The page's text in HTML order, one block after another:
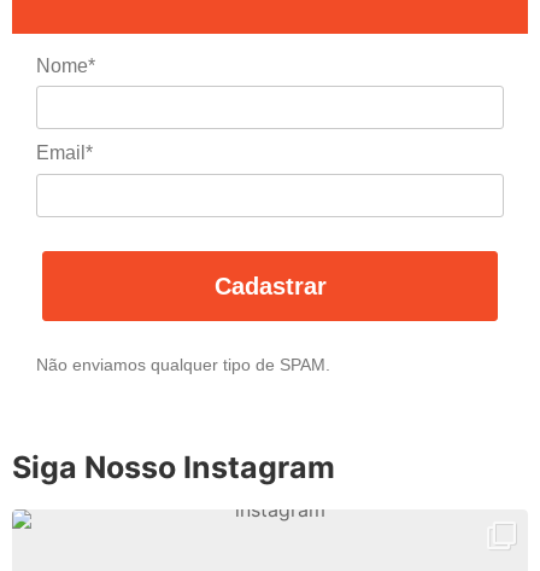
Nome*
Email*
Cadastrar
Não enviamos qualquer tipo de SPAM.
Siga Nosso Instagram